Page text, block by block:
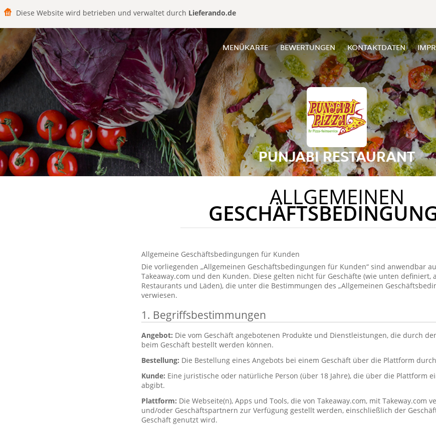
Diese Website wird betrieben und verwaltet durch Lieferando.de
MENÜKARTE BEWERTUNGEN KONTAKTDATEN
PUNJABI RESTAURANT
ALLGEMEINEN
Allgemeine Geschäftsbedingungen für Kunden
Die vorliegenden „Allgemeinen Geschäftsbedingungen für Kunden“ sind anwendbar
Takeaway.com und den Kunden. Diese gelten nicht für Geschäfte (wie unten definiert,
Restaurants und Läden), die unter die Bestimmungen des „Allgemeinen
verwiesen.
1. Begriffsbestimmungen
Angebot: Die vom Geschäft angebotenen Produkte und Dienstleistungen, die durch
beim Geschäft bestellt werden können.
Bestellung: Die Bestellung eines Angebots bei einem Geschäft über die Plattform
Kunde: Eine juristische oder natürliche Person (über 18 Jahre), die über die Plattform
abgibt.
Plattform: Die Webseite(n), Apps und Tools, die von Takeaway.com, mit Takeway.com
und/oder Geschäftspartnern zur Verfügung gestellt werden, einschließlich der
Geschäft genutzt wird.